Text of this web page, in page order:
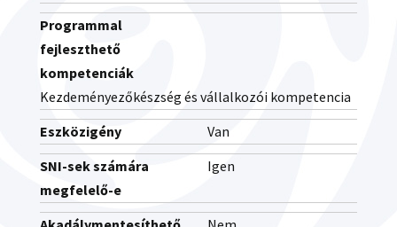
Programmal
fejleszthető
kompetenciák
Kezdeményezőkészség és vállalkozói kompetencia
Eszközigény
Van
SNI-sek számára
megfelelő-e
Igen